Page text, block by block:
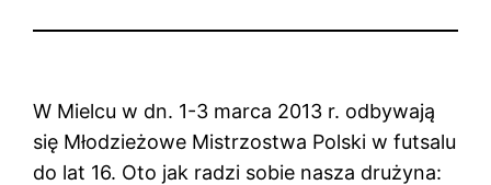
W Mielcu w dn. 1-3 marca 2013 r. odbywają
się Młodzieżowe Mistrzostwa Polski w futsalu
do lat 16. Oto jak radzi sobie nasza drużyna: